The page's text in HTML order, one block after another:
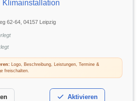
Klimainstallation
62-64, 04157 Leipzig
Logo, Beschreibung, Leistungen, Termine &
freischalten.
Aktivieren